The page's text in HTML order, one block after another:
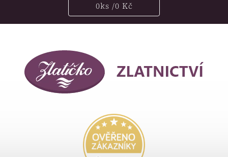
0ks /0 Kč